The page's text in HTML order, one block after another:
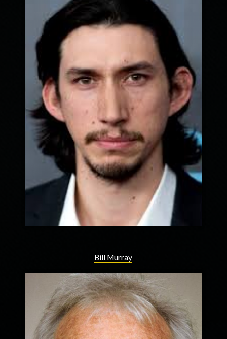
Bill Murray